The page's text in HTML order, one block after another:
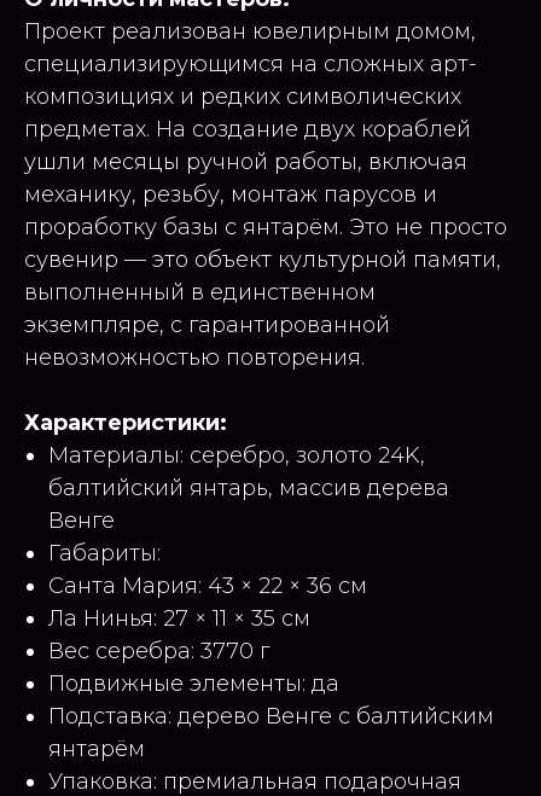
Проект реализован ювелирным домом,
специализирующимся на сложных арт-
композициях и редких символических
предметах. На создание двух кораблей
ушли месяцы ручной работы, включая
механику, резьбу, монтаж парусов и
проработку базы с янтарём. Это не просто
сувенир — это объект культурной памяти,
выполненный в единственном
экземпляре, с гарантированной
невозможностью повторения.
Характеристики:
Материалы: серебро, золото 24K,
балтийский янтарь, массив дерева
Венге
Габариты:
Санта Мария: 43 × 22 × 36 см
Ла Нинья: 27 × 11 × 35 см
Вес серебра: 3770 г
Подвижные элементы: да
Подставка: дерево Венге с балтийским
янтарём
Упаковка: премиальная подарочная